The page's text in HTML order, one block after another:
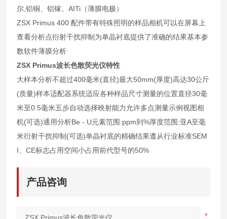
尔,铝铜、铝镓、AITi（薄膜电极）
ZSX Primus 400 配件带有特殊照明的样品相机可以在屏幕上
查看分析点衍射干扰抑制为单晶衬底提供了准确的结果基本参
数软件薄膜分析
ZSX Primus波长色散荧光仪特性
大样本分析不超过400毫米(直径)最大50mm(厚度)高达30公斤
(质量)样本适配器系统适应各种样品尺寸测量的位置直径30毫
米至0.5毫米五步自动选择映射能力允许多点测量示例视图相
机(可选)通用分析Be - U元素范围:ppm到%厚度范围:亚A至毫
米衍射干扰抑制(可选)单晶衬底的精确结果遵从行业标准SEM
I、CE标志占用空间小占用前代型号的50%
产品咨询